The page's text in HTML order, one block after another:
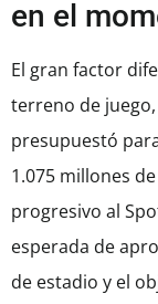
en el
El gran factor
terreno de
presupuestó
1.075 millones
progresivo al
esperada de
de estadio y el